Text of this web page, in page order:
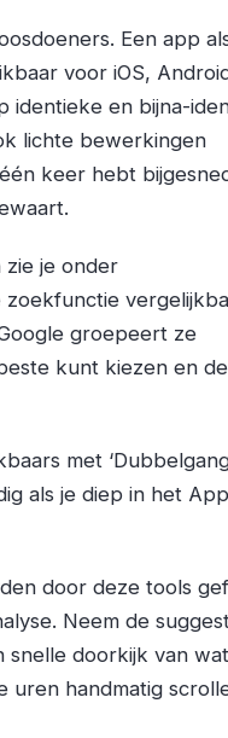
Een app
voor iOS,
identieke en bijna-
lichte bewerkingen
keer hebt
zie je onder
zoekfunctie
groepeert ze
kunt kiezen en
met
als je diep in het
door deze tools
Neem de
snelle doorkijk van
uren handmatig